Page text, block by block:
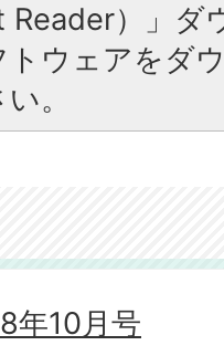
）」ダ
トウェアをダ
。
年10月号